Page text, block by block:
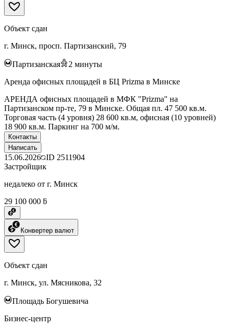
Объект сдан
г. Минск, просп. Партизанский, 79
Партизанская 2 минуты
Аренда офисных площадей в БЦ Prizma в Минске
АРЕНДА офисных площадей в МФК "Prizma" на
Партизанском пр-те, 79 в Минске. Общая пл. 47 500 кв.м.
Торговая часть (4 уровня) 28 600 кв.м, офисная (10 уровней)
18 900 кв.м. Паркинг на 700 м/м.
Контакты
Написать
15.06.2026 ID 2511904
Застройщик
недалеко от г. Минск
29 100 000 ƃ
Конвертер валют
Объект сдан
г. Минск, ул. Мясникова, 32
Площадь Богушевича
Бизнес-центр